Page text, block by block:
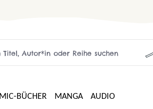
BÜCHER MANGA AUDIO